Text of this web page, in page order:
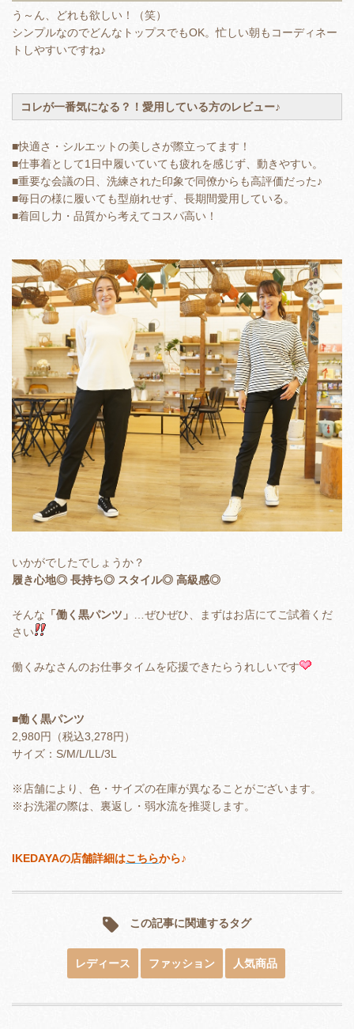
う～ん、どれも欲しい！（笑）
シンプルなのでどんなトップスでもOK。忙しい朝もコーディネー
トしやすいですね♪
コレが一番気になる？！愛用している方のレビュー♪
■快適さ・シルエットの美しさが際立ってます！
■仕事着として1日中履いていても疲れを感じず、動きやすい。
■重要な会議の日、洗練された印象で同僚からも高評価だった♪
■毎日の様に履いても型崩れせず、長期間愛用している。
■着回し力・品質から考えてコスパ高い！
いかがでしたでしょうか？
履き心地◎ 長持ち◎ スタイル◎ 高級感◎
そんな 「働く黒パンツ」 …ぜひぜひ、まずはお店にてご試着くだ
さい
働くみなさんのお仕事タイムを応援できたらうれしいです
■働く黒パンツ
2,980円（税込3,278円）
サイズ：S/M/L/LL/3L
※店舗により、色・サイズの在庫が異なることがございます。
※お洗濯の際は、裏返し・弱水流を推奨します。
IKEDAYAの店舗詳細はこちらから♪
この記事に関連するタグ
レディース ファッション 人気商品